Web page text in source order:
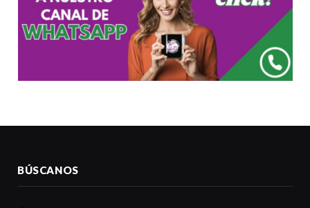
BÚSCANOS